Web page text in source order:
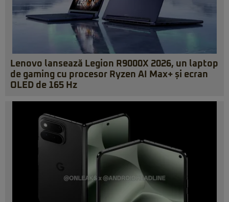
Lenovo lansează Legion R9000X 2026, un laptop
de gaming cu procesor Ryzen AI Max+ și ecran
OLED de 165 Hz